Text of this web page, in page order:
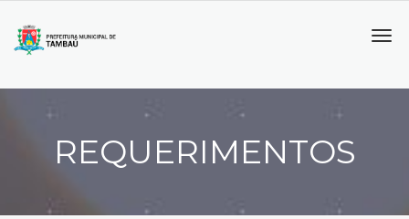
REQUERIMENTOS